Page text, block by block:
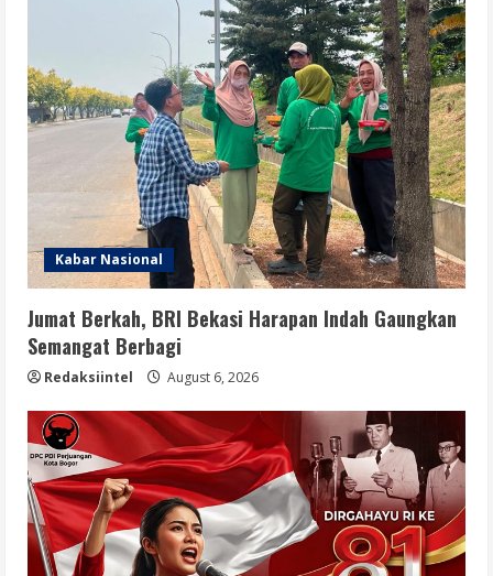
Kabar Nasional
Jumat Berkah, BRI Bekasi Harapan Indah Gaungkan
Semangat Berbagi
Redaksiintel August 6, 2026